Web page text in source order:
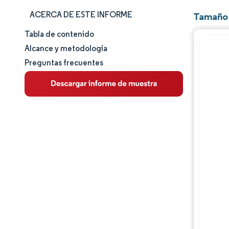
ACERCA DE ESTE INFORME
Tamaño y cuota de mercado
Análisis de mercado
Tendencias e ideas
Tabla de contenido
Alcance y metodología
Preguntas frecuentes